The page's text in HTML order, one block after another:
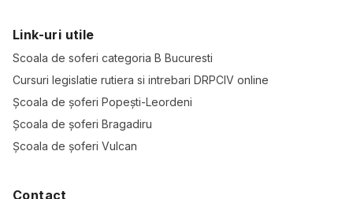
Link-uri utile
Scoala de soferi categoria B Bucuresti
Cursuri legislatie rutiera si intrebari DRPCIV online
Școala de șoferi Popești-Leordeni
Școala de șoferi Bragadiru
Școala de șoferi Vulcan
Contact